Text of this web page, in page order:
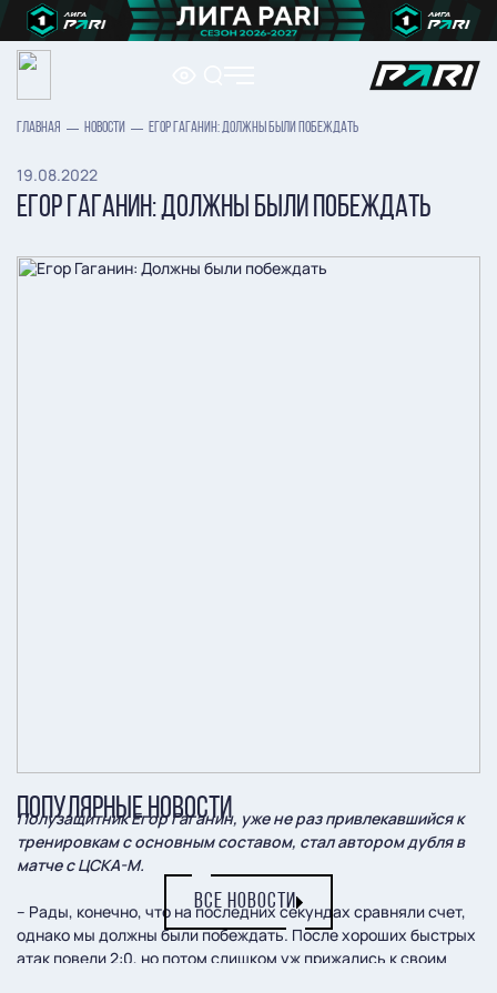
ГЛАВНАЯ НОВОСТИ ЕГОР ГАГАНИН: ДОЛЖНЫ БЫЛИ ПОБЕЖДАТЬ
19.08.2022
ЕГОР ГАГАНИН: ДОЛЖНЫ БЫЛИ ПОБЕЖДАТЬ
Полузащитник Егор Гаганин, уже не раз привлекавшийся к
тренировкам с основным составом, стал автором дубля в
матче с ЦСКА-М.
– Рады, конечно, что на последних секундах сравняли счет,
однако мы должны были побеждать. После хороших быстрых
атак повели 2:0, но потом слишком уж прижались к своим
ПОПУЛЯРНЫЕ НОВОСТИ
ВСЕ НОВОСТИ